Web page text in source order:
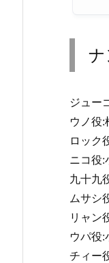
ナ
ジュー
ウノ役:
ロック
ニコ役:
九十九
ムサシ
リャン
ウパ役:
チィー